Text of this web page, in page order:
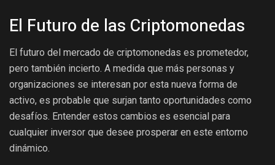
El Futuro de las Criptomonedas
El futuro del mercado de criptomonedas es prometedor,
pero también incierto. A medida que más personas y
organizaciones se interesan por esta nueva forma de
activo, es probable que surjan tanto oportunidades como
desafíos. Entender estos cambios es esencial para
cualquier inversor que desee prosperar en este entorno
dinámico.